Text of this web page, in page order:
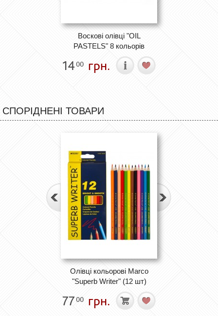
Воскові олівці "OIL
PASTELS" 8 кольорів
1400 грн.
СПОРІДНЕНІ ТОВАРИ
Олівці кольорові Marco
"Superb Writer" (12 шт)
7700 грн.